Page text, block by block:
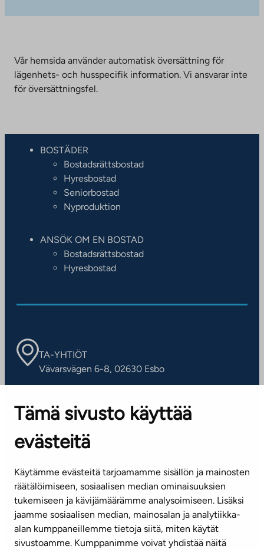
Tämä sivusto käyttää
evästeitä
Käytämme evästeitä tarjoamamme sisällön ja mainosten
räätälöimiseen, sosiaalisen median ominaisuuksien
tukemiseen ja kävijämäärämme analysoimiseen. Lisäksi
jaamme sosiaalisen median, mainosalan ja analytiikka-
alan kumppaneillemme tietoja siitä, miten käytät
sivustoamme. Kumppanimme voivat yhdistää näitä
Vår hemsida använder automatisk översättning för
lägenhets- och husspecifik information. Vi ansvarar inte
för översättningsfel.
BOSTÄDER
Bostadsrättsbostad
Hyresbostad
Seniorbostad
Nyproduktion
ANSÖK OM EN BOSTAD
Bostadsrättsbostad
Hyresbostad
TA-YHTIÖT
Vävarsvägen 6-8, 02630 Esbo
Kontaktinformation
KUNDSERVICE
(vardagar kl. 8–16)
info@ta.fi